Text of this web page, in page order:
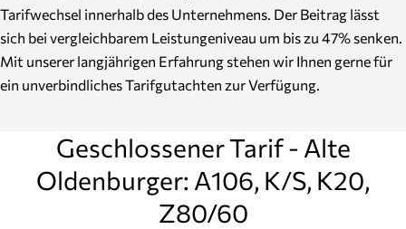
Tarifwechsel innerhalb des Unternehmens. Der Beitrag lässt
sich bei vergleichbarem Leistungeniveau um bis zu 47% senken.
Mit unserer langjährigen Erfahrung stehen wir Ihnen gerne für
ein unverbindliches Tarifgutachten zur Verfügung.
Geschlossener Tarif - Alte
Oldenburger: A106, K/S, K20,
Z80/60